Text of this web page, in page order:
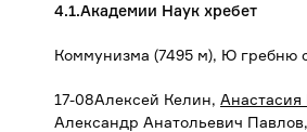
4.1.Академии Наук хребет
Коммунизма (7495 м), Ю гребню
17-08Алексей Келин, Анастасия
Александр Анатольевич